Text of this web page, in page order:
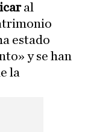
al
estado
y se han
la